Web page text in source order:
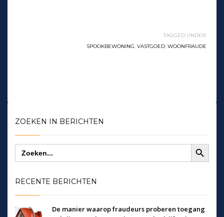
TAGGED UNDER:
SPOOKBEWONING, VASTGOED, WOONFRAUDE
ZOEKEN IN BERICHTEN
Zoek
naar:
Zoekknop
RECENTE BERICHTEN
De manier waarop fraudeurs proberen toegang